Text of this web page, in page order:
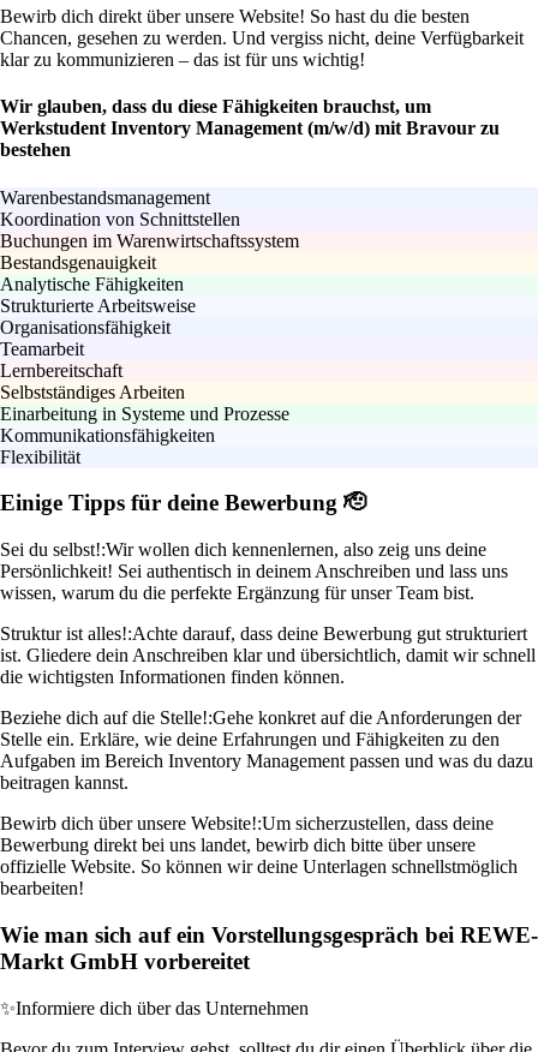
Bewirb dich direkt über unsere Website! So hast du die besten
Chancen, gesehen zu werden. Und vergiss nicht, deine Verfügbarkeit
klar zu kommunizieren – das ist für uns wichtig!
Wir glauben, dass du diese Fähigkeiten brauchst, um
Werkstudent Inventory Management (m/w/d) mit Bravour zu
bestehen
Warenbestandsmanagement
Koordination von Schnittstellen
Buchungen im Warenwirtschaftssystem
Bestandsgenauigkeit
Analytische Fähigkeiten
Strukturierte Arbeitsweise
Organisationsfähigkeit
Teamarbeit
Lernbereitschaft
Selbstständiges Arbeiten
Einarbeitung in Systeme und Prozesse
Kommunikationsfähigkeiten
Flexibilität
Einige Tipps für deine Bewerbung 🫡
Sei du selbst!:Wir wollen dich kennenlernen, also zeig uns deine
Persönlichkeit! Sei authentisch in deinem Anschreiben und lass uns
wissen, warum du die perfekte Ergänzung für unser Team bist.
Struktur ist alles!:Achte darauf, dass deine Bewerbung gut strukturiert
ist. Gliedere dein Anschreiben klar und übersichtlich, damit wir schnell
die wichtigsten Informationen finden können.
Beziehe dich auf die Stelle!:Gehe konkret auf die Anforderungen der
Stelle ein. Erkläre, wie deine Erfahrungen und Fähigkeiten zu den
Aufgaben im Bereich Inventory Management passen und was du dazu
beitragen kannst.
Bewirb dich über unsere Website!:Um sicherzustellen, dass deine
Bewerbung direkt bei uns landet, bewirb dich bitte über unsere
offizielle Website. So können wir deine Unterlagen schnellstmöglich
bearbeiten!
Wie man sich auf ein Vorstellungsgespräch bei REWE-
Markt GmbH vorbereitet
✨Informiere dich über das Unternehmen